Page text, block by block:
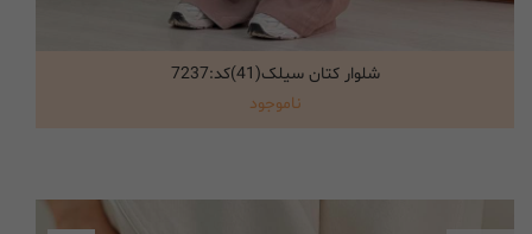
انتخاب گزینه ها
شلوار کتان سیلک(41)کد:7237
ناموجود